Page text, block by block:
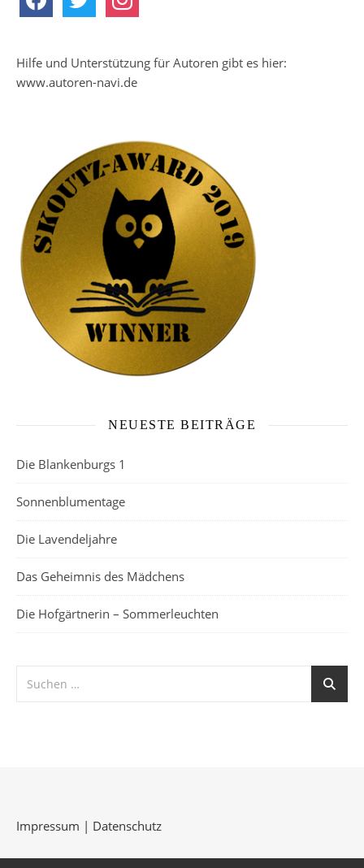
Hilfe und Unterstützung für Autoren gibt es hier:
www.autoren-navi.de
NEUESTE BEITRÄGE
Die Blankenburgs 1
Sonnenblumentage
Die Lavendeljahre
Das Geheimnis des Mädchens
Die Hofgärtnerin – Sommerleuchten
Impressum | Datenschutz